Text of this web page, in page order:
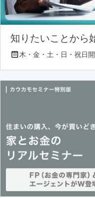
知りたいことから